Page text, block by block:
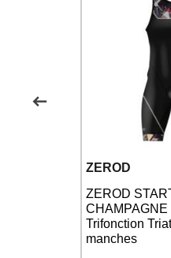
ZEROD
ZEROD
CHAMPAGNE
Trifonction
manches